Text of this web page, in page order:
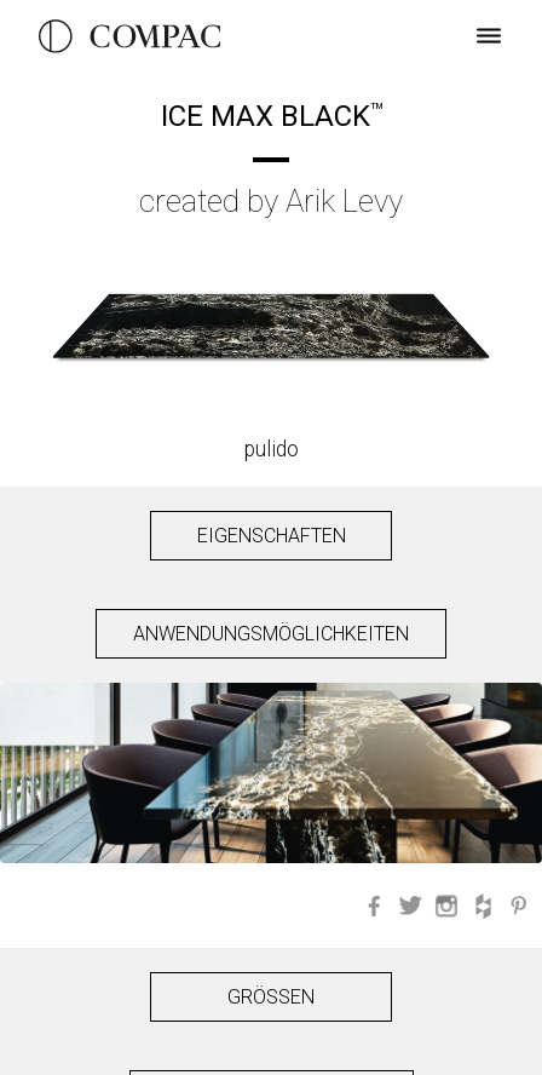
ICE MAX BLACKTM
created by Arik Levy
pulido
EIGENSCHAFTEN
ANWENDUNGSMÖGLICHKEITEN
Facebook
Twitter
GRÖSSEN